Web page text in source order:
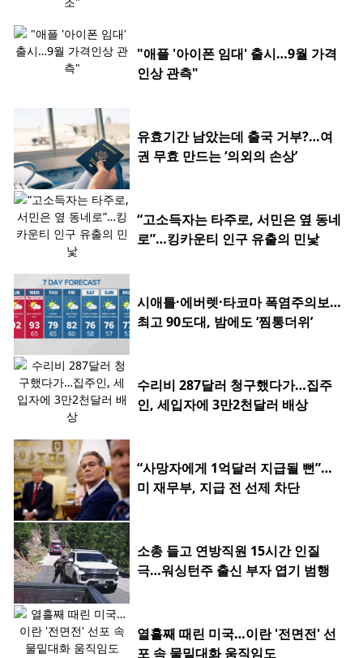
"애플 '아이폰 임대' 출시…9월 가격
인상 관측"
유효기간 남았는데 출국 거부?…여
권 무효 만드는 ‘의외의 손상’
“고소득자는 타주로, 서민은 옆 동네
로”…킹카운티 인구 유출의 민낯
시애틀·에버렛·타코마 폭염주의보…
최고 90도대, 밤에도 ‘찜통더위’
수리비 287달러 청구했다가…집주
인, 세입자에 3만2천달러 배상
“사망자에게 1억달러 지급될 뻔”…
미 재무부, 지급 전 선제 차단
소총 들고 연방직원 15시간 인질
극…워싱턴주 출신 부자 엽기 범행
열흘째 때린 미국…이란 '전면전' 선
포 속 물밑대화 움직임도